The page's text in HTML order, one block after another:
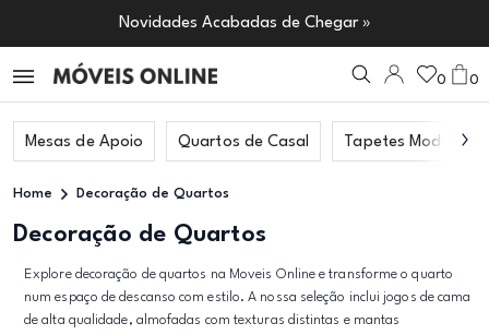
Novidades Acabadas de Chegar »
0 0
Mesas de Apoio Quartos de Casal Tapetes Modernos
Home Decoração de Quartos
Decoração de Quartos
Explore decoração de quartos na Moveis Online e transforme o quarto
num espaço de descanso com estilo. A nossa seleção inclui jogos de cama
de alta qualidade, almofadas com texturas distintas e mantas